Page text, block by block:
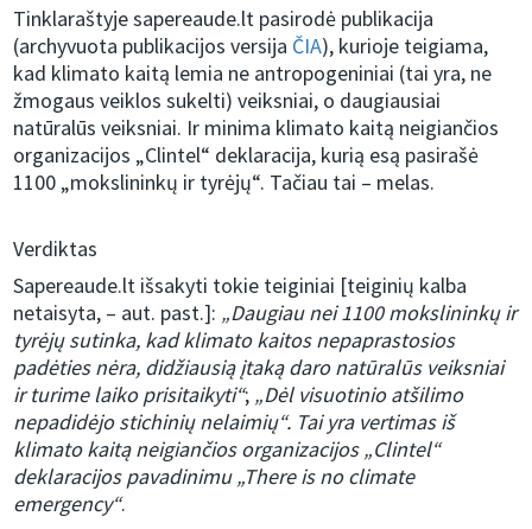
Tinklaraštyje sapereaude.lt pasirodė publikacija
(archyvuota publikacijos versija ČIA), kurioje teigiama,
kad klimato kaitą lemia ne antropogeniniai (tai yra, ne
žmogaus veiklos sukelti) veiksniai, o daugiausiai
natūralūs veiksniai. Ir minima klimato kaitą neigiančios
organizacijos „Clintel“ deklaracija, kurią esą pasirašė
1100 „mokslininkų ir tyrėjų“. Tačiau tai – melas.
Verdiktas
Sapereaude.lt išsakyti tokie teiginiai [teiginių kalba
netaisyta, – aut. past.]: „Daugiau nei 1100 mokslininkų ir
tyrėjų sutinka, kad klimato kaitos nepaprastosios
padėties nėra, didžiausią įtaką daro natūralūs veiksniai
ir turime laiko prisitaikyti“; „Dėl visuotinio atšilimo
nepadidėjo stichinių nelaimių“. Tai yra vertimas iš
klimato kaitą neigiančios organizacijos „Clintel“
deklaracijos pavadinimu „There is no climate
emergency“.